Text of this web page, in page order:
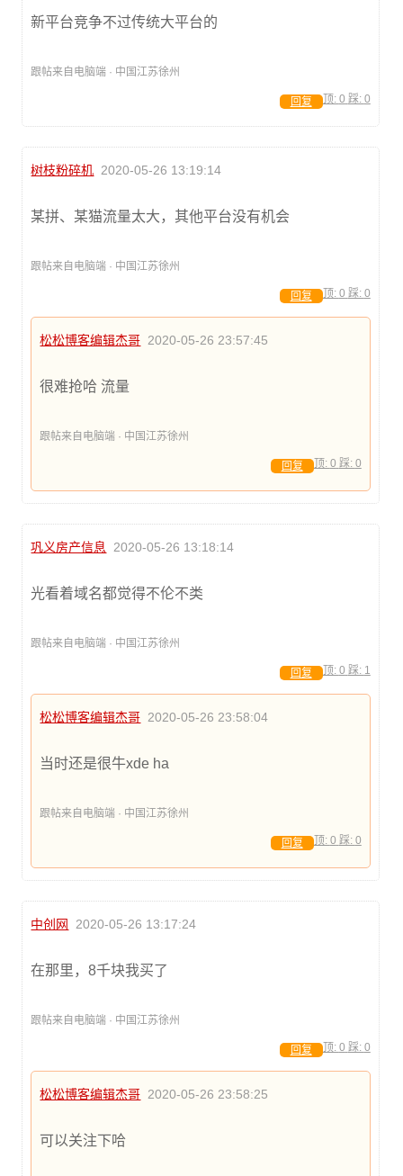
新平台竞争不过传统大平台的
跟帖来自电脑端 · 中国江苏徐州
顶: 0 踩: 0
回复
树枝粉碎机 2020-05-26 13:19:14
某拼、某猫流量太大，其他平台没有机会
跟帖来自电脑端 · 中国江苏徐州
顶: 0 踩: 0
回复
松松博客编辑杰哥 2020-05-26 23:57:45
很难抢哈 流量
跟帖来自电脑端 · 中国江苏徐州
顶: 0 踩: 0
回复
巩义房产信息 2020-05-26 13:18:14
光看着域名都觉得不伦不类
跟帖来自电脑端 · 中国江苏徐州
顶: 0 踩: 1
回复
松松博客编辑杰哥 2020-05-26 23:58:04
当时还是很牛xde ha
跟帖来自电脑端 · 中国江苏徐州
顶: 0 踩: 0
回复
中创网 2020-05-26 13:17:24
在那里，8千块我买了
跟帖来自电脑端 · 中国江苏徐州
顶: 0 踩: 0
回复
松松博客编辑杰哥 2020-05-26 23:58:25
可以关注下哈